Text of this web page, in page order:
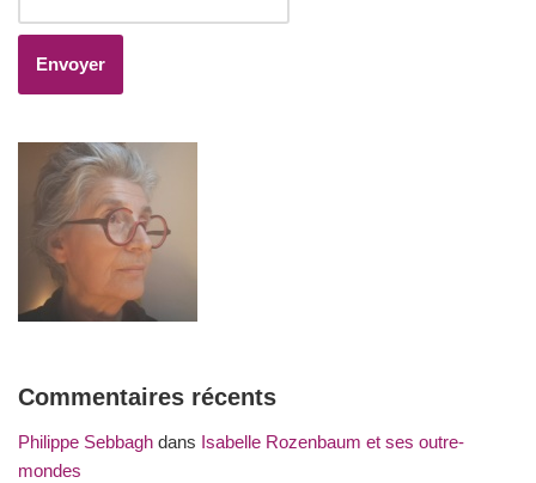
Commentaires récents
Philippe Sebbagh dans Isabelle Rozenbaum et ses outre-
mondes